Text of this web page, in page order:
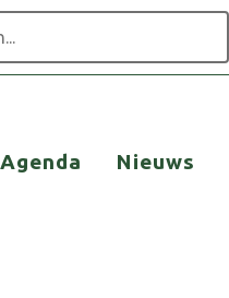
Agenda Nieuws